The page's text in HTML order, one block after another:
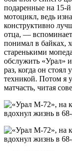
подаренные на 15-
мотоцикл, ведь
конструктивно
отца, —
понимал в байках,
старенькими
обслужить «Урал»
раз, когда он
техникой. Потом я
матчасть, читая